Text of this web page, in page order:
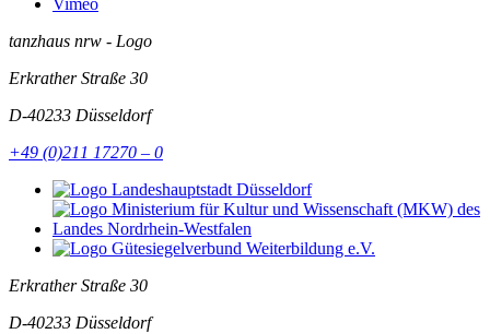
Vimeo
tanzhaus nrw - Logo
Erkrather Straße 30
D-40233 Düsseldorf
+49 (0)211 17270 – 0
Erkrather Straße 30
D-40233 Düsseldorf